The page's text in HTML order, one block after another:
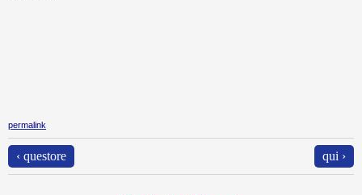
permalink
‹ questore qui ›